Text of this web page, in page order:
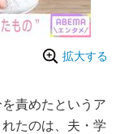
拡大する
責めたというア
たのは、夫・学